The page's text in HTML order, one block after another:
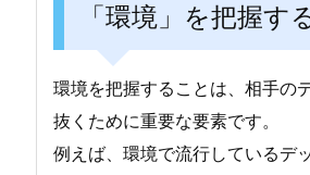
「環境」を把握す
環境を把握することは、相手の
抜くために重要な要素です。
例えば、環境で流行しているデ